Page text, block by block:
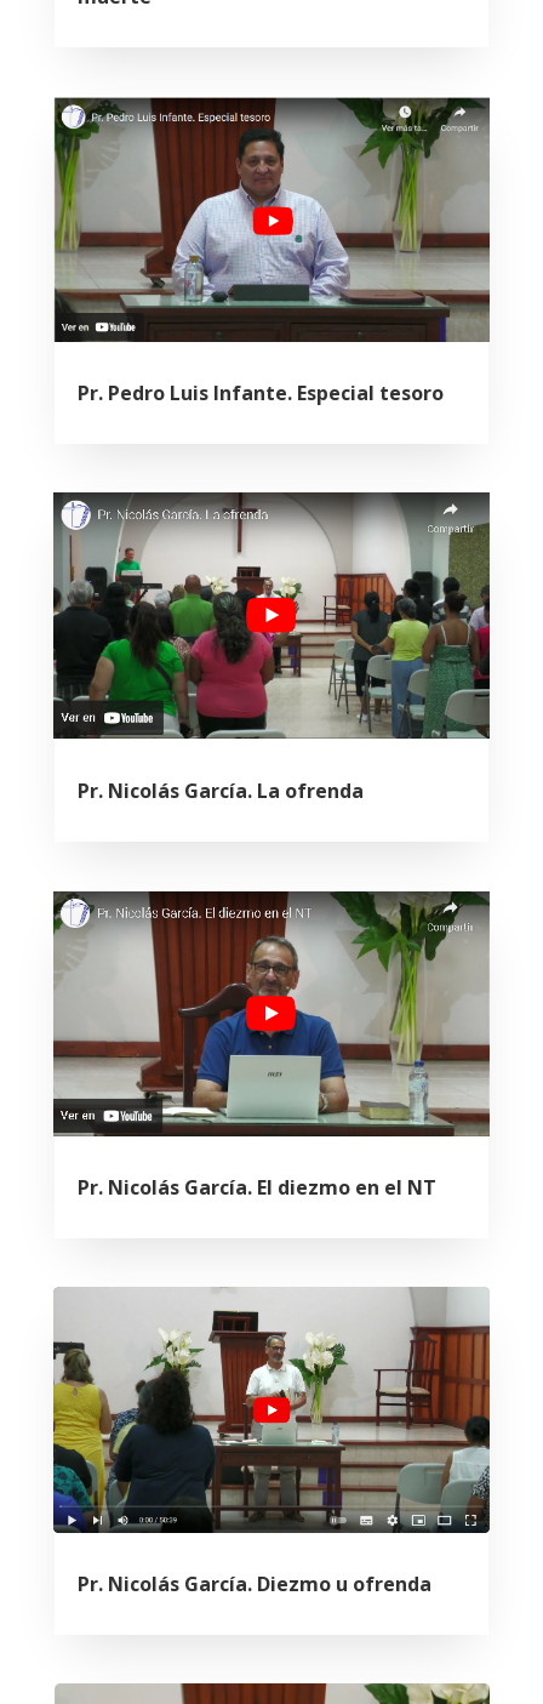
Pr. Pedro Luis Infante. Especial tesoro
Pr. Nicolás García. La ofrenda
Pr. Nicolás García. El diezmo en el NT
Pr. Nicolás García. Diezmo u ofrenda